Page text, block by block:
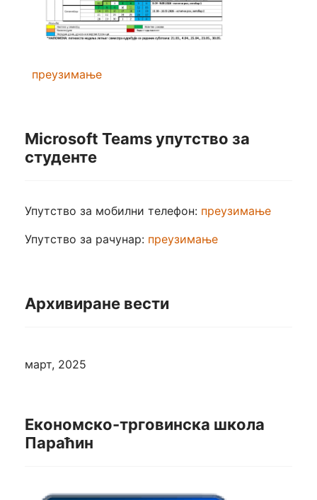
преузимање
Microsoft Teams упутство за
студенте
Упутство за мобилни телефон: преузимање
Упутство за рачунар: преузимање
Архивиране вести
март, 2025
Економско-трговинска школа
Параћин